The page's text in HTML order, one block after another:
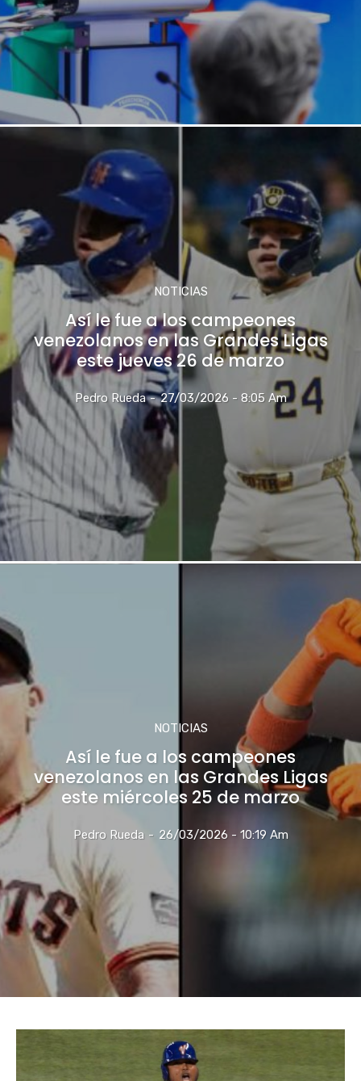
NOTICIAS
Así le fue a los campeones
venezolanos en las Grandes Ligas
este jueves 26 de marzo
Pedro Rueda - 27/03/2026 - 8:05 Am
NOTICIAS
Así le fue a los campeones
venezolanos en las Grandes Ligas
este miércoles 25 de marzo
Pedro Rueda - 26/03/2026 - 10:19 Am